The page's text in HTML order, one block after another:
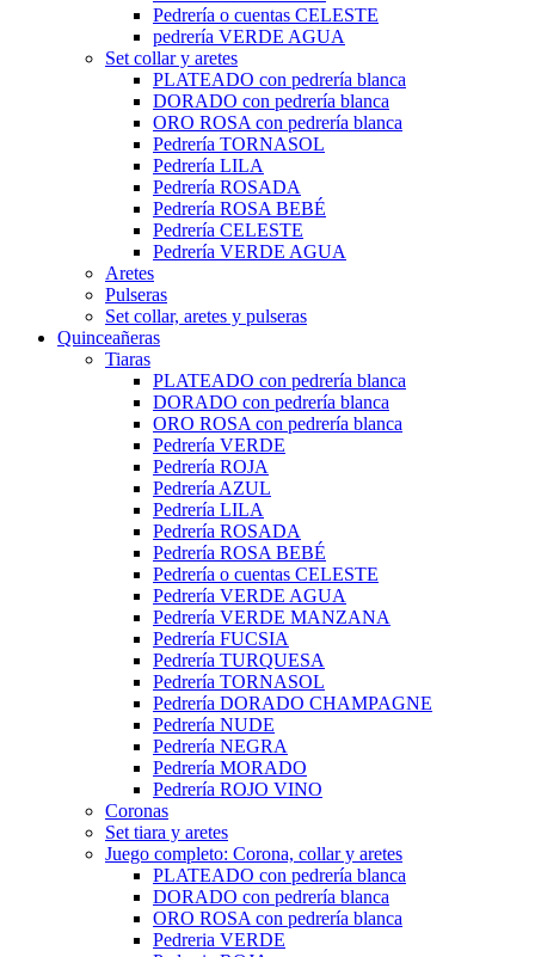
Pedrería o cuentas CELESTE
pedrería VERDE AGUA
Set collar y aretes
PLATEADO con pedrería blanca
DORADO con pedrería blanca
ORO ROSA con pedrería blanca
Pedrería TORNASOL
Pedrería LILA
Pedrería ROSADA
Pedrería ROSA BEBÉ
Pedrería CELESTE
Pedrería VERDE AGUA
Aretes
Pulseras
Set collar, aretes y pulseras
Quinceañeras
Tiaras
PLATEADO con pedrería blanca
DORADO con pedrería blanca
ORO ROSA con pedrería blanca
Pedrería VERDE
Pedrería ROJA
Pedrería AZUL
Pedrería LILA
Pedrería ROSADA
Pedrería ROSA BEBÉ
Pedrería o cuentas CELESTE
Pedrería VERDE AGUA
Pedrería VERDE MANZANA
Pedrería FUCSIA
Pedrería TURQUESA
Pedrería TORNASOL
Pedrería DORADO CHAMPAGNE
Pedrería NUDE
Pedrería NEGRA
Pedrería MORADO
Pedrería ROJO VINO
Coronas
Set tiara y aretes
Juego completo: Corona, collar y aretes
PLATEADO con pedrería blanca
DORADO con pedrería blanca
ORO ROSA con pedrería blanca
Pedreria VERDE